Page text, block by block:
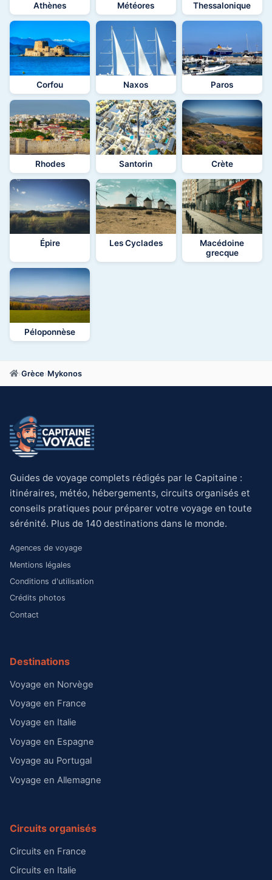
Athènes Météores Thessalonique
Corfou Naxos Paros
Rhodes Santorin Crète
Épire Les Cyclades
Macédoine
grecque
Péloponnèse
›Grèce› Mykonos
Guides de voyage complets rédigés par le Capitaine :
itinéraires, météo, hébergements, circuits organisés et
conseils pratiques pour préparer votre voyage en toute
sérénité. Plus de 140 destinations dans le monde.
Agences de voyage
Mentions légales
Conditions d'utilisation
Crédits photos
Contact
Destinations
Voyage en Norvège
Voyage en France
Voyage en Italie
Voyage en Espagne
Voyage au Portugal
Voyage en Allemagne
Circuits organisés
Circuits en France
Circuits en Italie